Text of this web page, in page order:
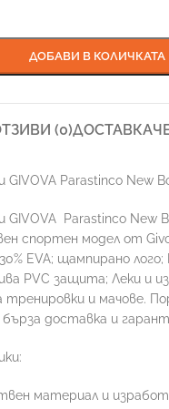
ДОБАВИ В КОЛИЧКАТА
(0)ДОСТАВКА
Parastinco New
GIVOVA Parastinco New
спортен модел от
EVA; щампирано лого;
PVC защита; Леки и
тренировки и мачове.
доставка и
материал и